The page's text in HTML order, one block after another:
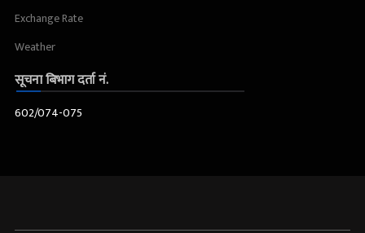
Exchange Rate
Weather
सूचना बिभाग दर्ता नं.
602/074-075